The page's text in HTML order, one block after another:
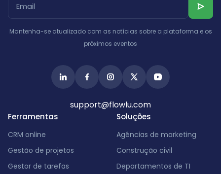
Albânia
Ferramentas
CRM online
Gestão de projetos
Gestor de tarefas
Soluções
Agências de marketing
Construção civil
Departamentos de TI
Mantenha-se atualizado com as notícias sobre a plataforma e os
próximos eventos
support@flowlu.com